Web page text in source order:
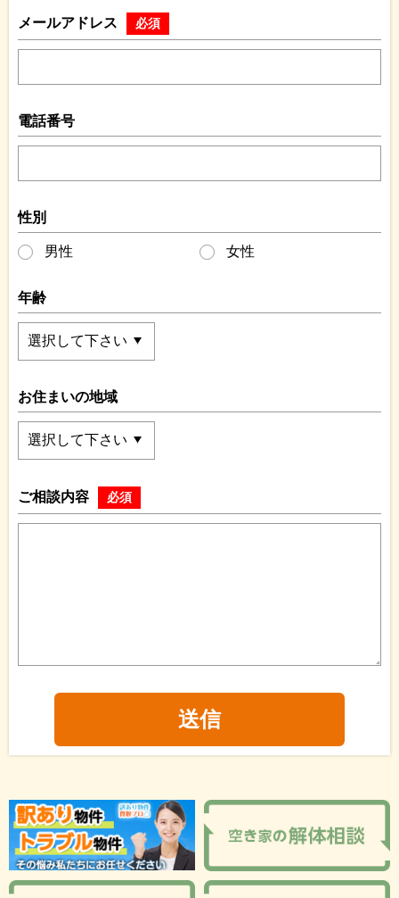
メールアドレス 必須
電話番号
性別
男性 女性
年齢
お住まいの地域
ご相談内容 必須
送信